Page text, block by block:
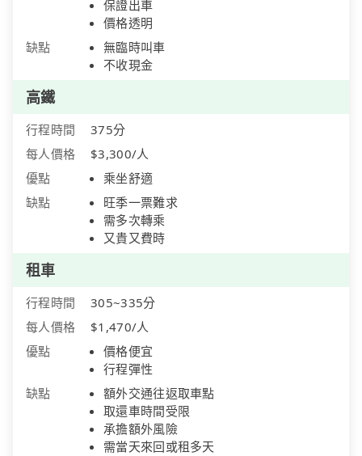
保證出車
價格透明
缺點
無臨時叫車
不收現金
高鐵
行程時間
375分
每人價格
$3,300/人
優點
乘坐舒適
缺點
旺季一票難求
需多次轉乘
又貴又費時
租車
行程時間
305~335分
每人價格
$1,470/人
優點
價格便宜
行程彈性
缺點
額外交通往返取車點
取還車時間受限
承擔額外風險
需當天來回或租多天